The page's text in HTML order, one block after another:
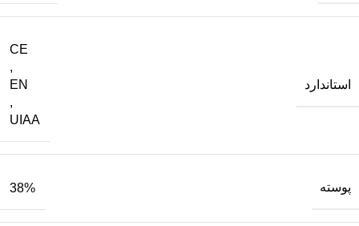
استاندارد
CE
,
EN
,
UIAA
پوسته 38%